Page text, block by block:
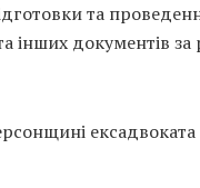
та
інших документів